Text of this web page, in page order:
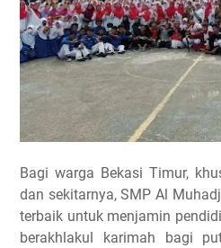
Bagi warga Bekasi Timur,
dan sekitarnya, SMP Al
terbaik untuk menjamin
berakhlakul karimah bagi